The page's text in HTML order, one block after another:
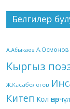
Белгилер
А.Абыкаев А.Осмонов
Кыргыз
Ж.Касаболотов
Китеп Кол